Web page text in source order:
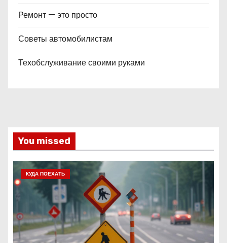
Ремонт — это просто
Советы автомобилистам
Техобслуживание своими руками
You missed
КУДА ПОЕХАТЬ